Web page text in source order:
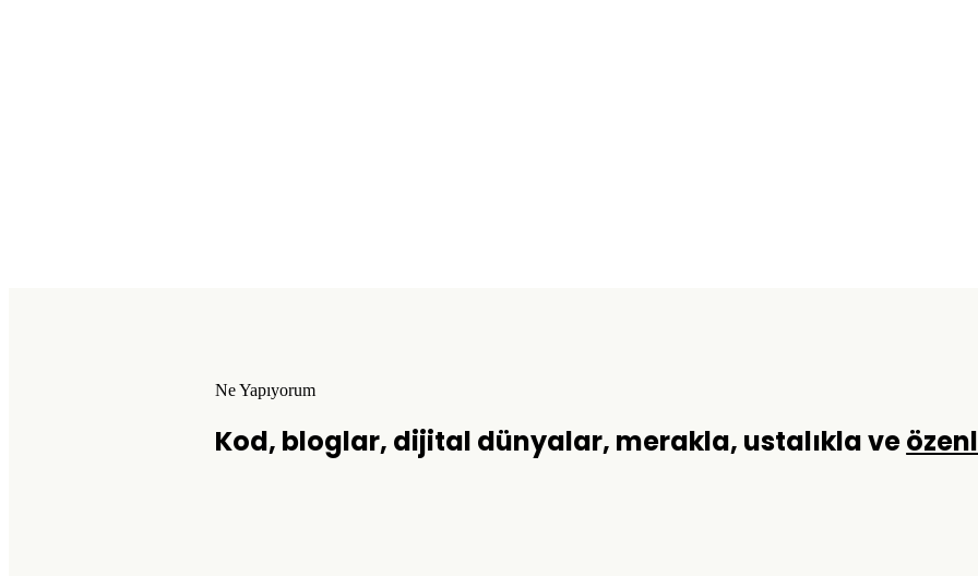
Ne Yapıyorum
Kod, bloglar, dijital dünyalar, merakla, ustalıkla ve